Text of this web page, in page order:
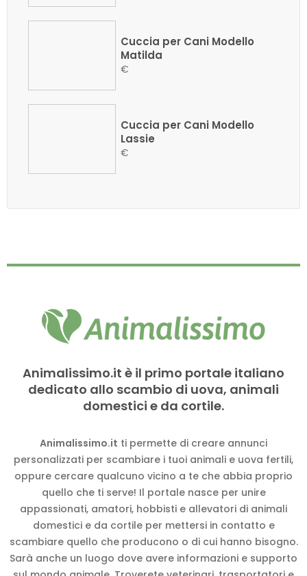
Cuccia per Cani Modello
Matilda
€
Cuccia per Cani Modello
Lassie
€
Animalissimo.it è il primo portale italiano
dedicato allo scambio di uova, animali
domestici e da cortile.
Animalissimo.it ti permette di creare annunci
personalizzati per scambiare i tuoi animali e uova fertili,
oppure cercare qualcuno vicino a te che abbia proprio
quello che ti serve! Il portale nasce per unire
appassionati, amatori, hobbisti e allevatori di animali
domestici e da cortile per mettersi in contatto e
scambiare quello che producono o di cui hanno bisogno.
Sarà anche un luogo dove avere informazioni e supporto